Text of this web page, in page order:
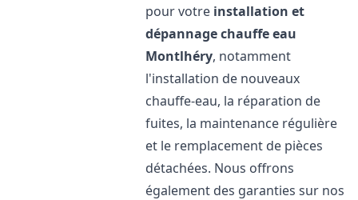
pour votre installation et
dépannage chauffe eau
Montlhéry, notamment
l'installation de nouveaux
chauffe-eau, la réparation de
fuites, la maintenance régulière
et le remplacement de pièces
détachées. Nous offrons
également des garanties sur nos